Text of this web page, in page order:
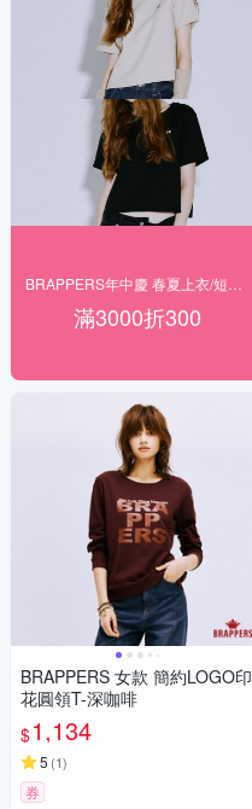
滿3000折300
BRAPPERS 女款 簡約LOGO印
花圓領T-深咖啡
$1,134
5 (1)
券